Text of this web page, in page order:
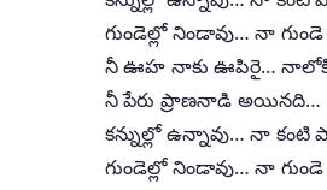
గుండెల్లో నిండావు… నా
నీ ఊహ నాకు ఊపిరై… నాలోకి
నీ పేరు ప్రాణనాడి అయినది…
కన్నుల్లో ఉన్నావు… నా కంటి
గుండెల్లో నిండావు… నా